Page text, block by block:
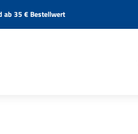
ab 35 € Bestellwert